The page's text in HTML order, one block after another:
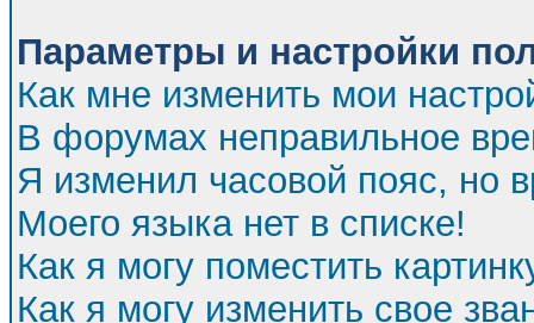
Параметры и настройки
Как мне изменить мои
В форумах неправильное
Я изменил часовой пояс, но
Моего языка нет в списке!
Как я могу поместить
Как я могу изменить свое